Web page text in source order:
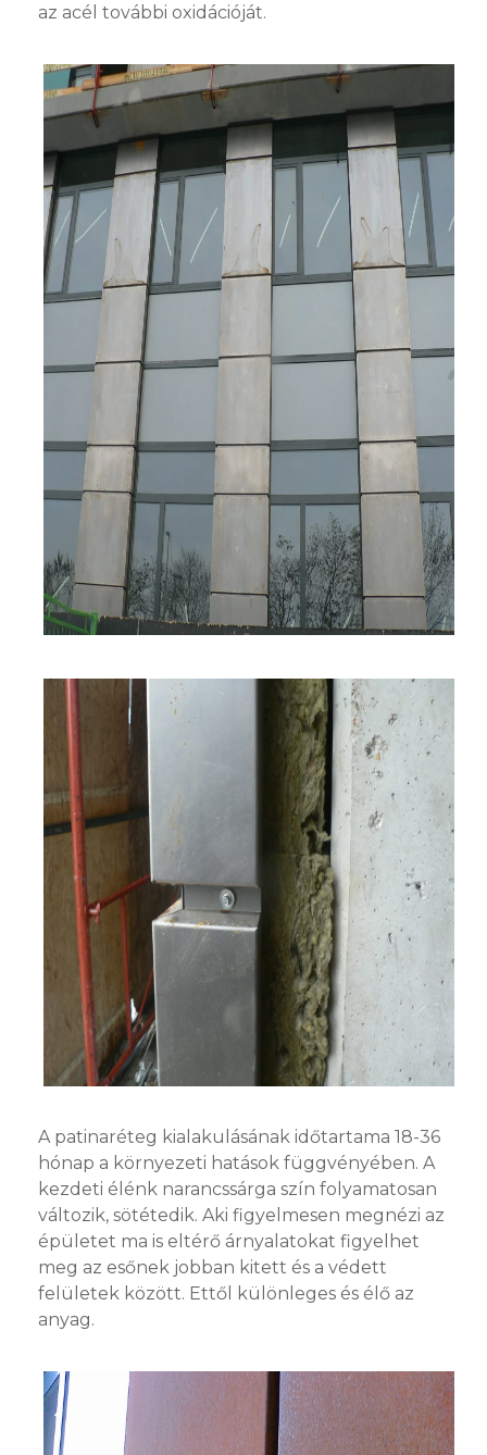
az acél további oxidációját.
A patinaréteg kialakulásának időtartama 18-36
hónap a környezeti hatások függvényében. A
kezdeti élénk narancssárga szín folyamatosan
változik, sötétedik. Aki figyelmesen megnézi az
épületet ma is eltérő árnyalatokat figyelhet
meg az esőnek jobban kitett és a védett
felületek között. Ettől különleges és élő az
anyag.